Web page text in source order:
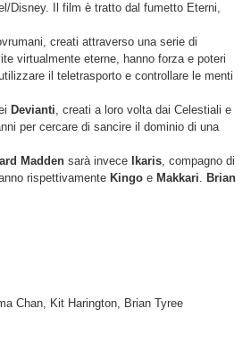
Disney. Il film è tratto dal fumetto Eterni,
creati attraverso una serie di
virtualmente eterne, hanno forza e poteri
il teletrasporto e controllare le menti
Devianti, creati a loro volta dai Celestiali e
per cercare di sancire il dominio di una
Madden sarà invece Ikaris, compagno di
rispettivamente Kingo e Makkari. Brian
Chan, Kit Harington, Brian Tyree